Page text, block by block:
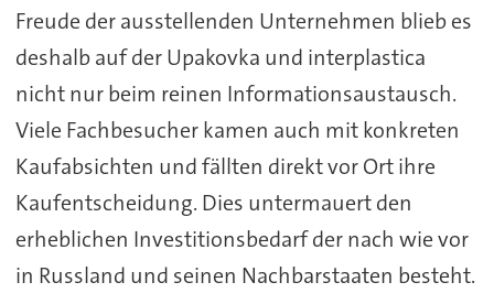
Freude der ausstellenden Unternehmen blieb es
deshalb auf der Upakovka und interplastica
nicht nur beim reinen Informationsaustausch.
Viele Fachbesucher kamen auch mit konkreten
Kaufabsichten und fällten direkt vor Ort ihre
Kaufentscheidung. Dies untermauert den
erheblichen Investitionsbedarf der nach wie vor
in Russland und seinen Nachbarstaaten besteht.